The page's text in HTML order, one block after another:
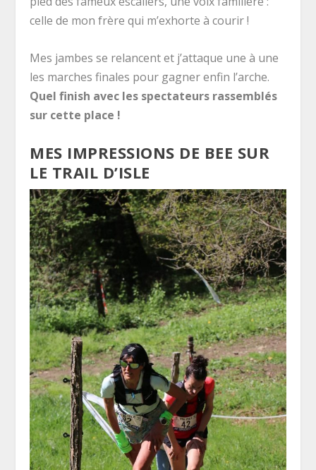
celle de mon frère qui m’exhorte à courir !
Mes jambes se relancent et j’attaque une à une
les marches finales pour gagner enfin l’arche.
Quel finish avec les spectateurs rassemblés
sur cette place !
MES IMPRESSIONS DE BEE SUR
LE TRAIL D’ISLE